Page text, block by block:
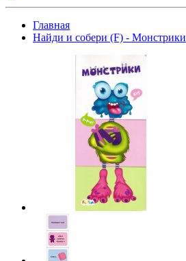
Главная
Найди и собери (F) - Монстрики